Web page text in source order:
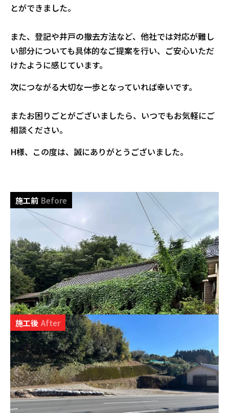
とができました。
また、登記や井戸の撤去方法など、他社では対応が難し
い部分についても具体的なご提案を行い、ご安心いただ
けたように感じています。
次につながる大切な一歩となっていれば幸いです。
またお困りごとがございましたら、いつでもお気軽にご
相談ください。
H様、この度は、誠にありがとうございました。
施工後 After
施工前 Before